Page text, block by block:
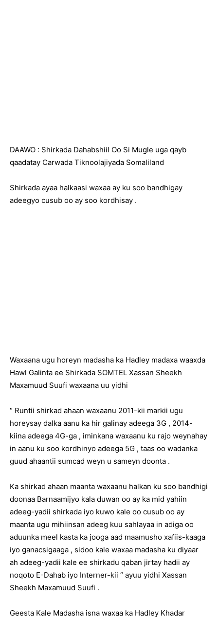
DAAWO : Shirkada Dahabshiil Oo Si Mugle uga qayb
qaadatay Carwada Tiknoolajiyada Somaliland
Shirkada ayaa halkaasi waxaa ay ku soo bandhigay
adeegyo cusub oo ay soo kordhisay .
Waxaana ugu horeyn madasha ka Hadley madaxa waaxda
Hawl Galinta ee Shirkada SOMTEL Xassan Sheekh
Maxamuud Suufi waxaana uu yidhi
“ Runtii shirkad ahaan waxaanu 2011-kii markii ugu
horeysay dalka aanu ka hir galinay adeega 3G , 2014-
kiina adeega 4G-ga , iminkana waxaanu ku rajo weynahay
in aanu ku soo kordhinyo adeega 5G , taas oo wadanka
guud ahaantii sumcad weyn u sameyn doonta .
Ka shirkad ahaan maanta waxaanu halkan ku soo bandhigi
doonaa Barnaamijyo kala duwan oo ay ka mid yahiin
adeeg-yadii shirkada iyo kuwo kale oo cusub oo ay
maanta ugu mihiinsan adeeg kuu sahlayaa in adiga oo
aduunka meel kasta ka jooga aad maamusho xafiis-kaaga
iyo ganacsigaaga , sidoo kale waxaa madasha ku diyaar
ah adeeg-yadii kale ee shirkadu qaban jirtay hadii ay
noqoto E-Dahab iyo Interner-kii “ ayuu yidhi Xassan
Sheekh Maxamuud Suufi .
Geesta Kale Madasha isna waxaa ka Hadley Khadar